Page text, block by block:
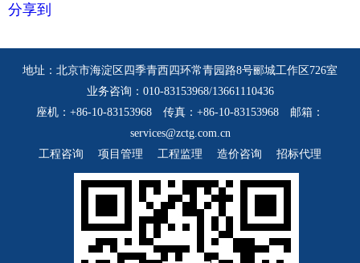
分享到
地址：北京市海淀区四季青西四环常青园路8号郦城工作区726室
业务咨询：010-83153968/13661110436
座机：+86-10-83153968 传真：+86-10-83153968 邮箱：
services@zctg.com.cn
工程咨询
项目管理 工程监理 造价咨询 招标代理